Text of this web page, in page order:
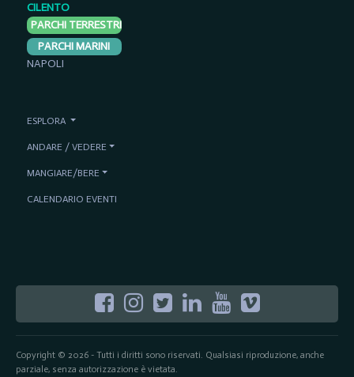
Copyright © 2026 - Tutti i diritti sono riservati. Qualsiasi riproduzione, anche
parziale, senza autorizzazione è vietata.
CILENTO
PARCHI TERRESTRI
PARCHI MARINI
NAPOLI
ESPLORA
ANDARE / VEDERE
MANGIARE/BERE
CALENDARIO EVENTI